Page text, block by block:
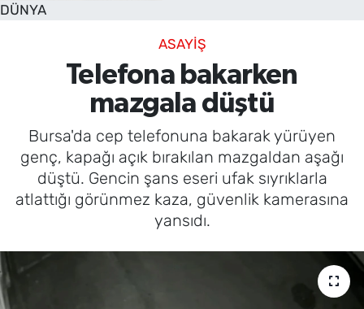
DÜNYA
ASAYİŞ
Telefona bakarken
mazgala düştü
Bursa'da cep telefonuna bakarak yürüyen
genç, kapağı açık bırakılan mazgaldan aşağı
düştü. Gencin şans eseri ufak sıyrıklarla
atlattığı görünmez kaza, güvenlik kamerasına
yansıdı.